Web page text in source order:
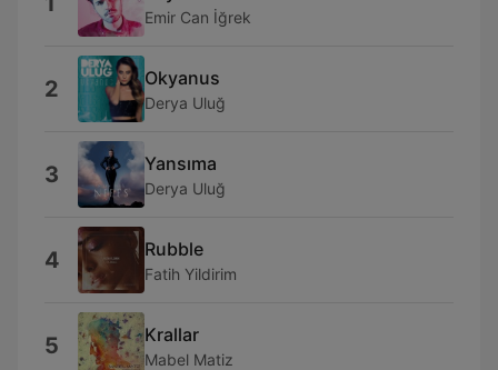
Emir Can İğrek
2 Okyanus
Derya Uluğ
3 Yansıma
Derya Uluğ
4 Rubble
Fatih Yildirim
5 Krallar
Mabel Matiz